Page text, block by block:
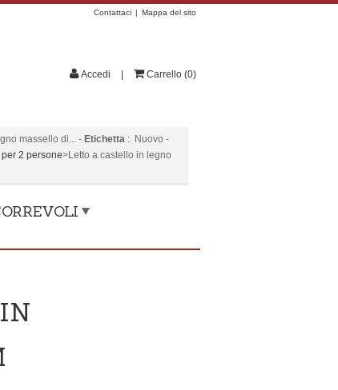
Contattaci Mappa del sito
massello di... - Etichetta : Nuovo -
2 persone>Letto a castello in legno
Accedi Carrello (0)